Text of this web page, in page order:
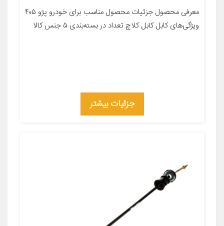
معرفی محصول جزئیات محصول مناسب برای خودرو پژو ۴۰۵
ویژگی‌های کابل کابل کلاچ تعداد در بسته‌بندی ۵ جنس کالا
جزئیات بیشتر